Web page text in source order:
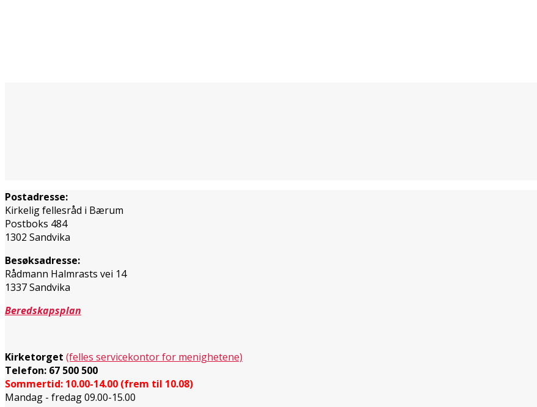
Postadresse:
Kirkelig fellesråd i Bærum
Postboks 484
1302 Sandvika
Besøksadresse:
Rådmann Halmrasts vei 14
1337 Sandvika
Beredskapsplan
Kirketorget (felles servicekontor for menighetene)
Telefon: 67 500 500
Sommertid: 10.00-14.00 (frem til 10.08)
Mandag - fredag 09.00-15.00